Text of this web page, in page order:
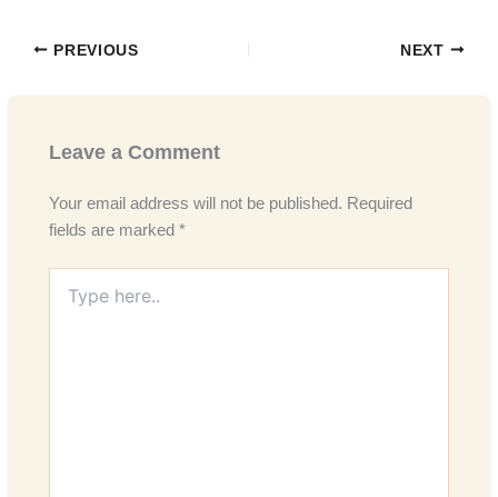
PREVIOUS NEXT
Leave a Comment
Your email address will not be published. Required
fields are marked*
here..